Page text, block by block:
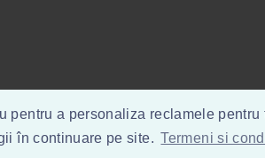
a personaliza reclamele
în continuare pe site. Termeni si